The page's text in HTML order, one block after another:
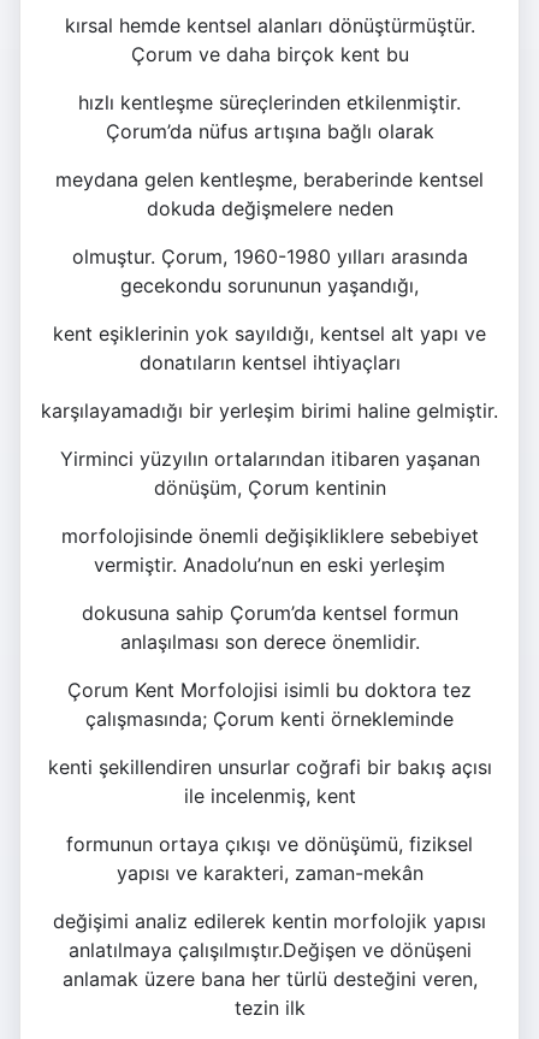
kırsal hemde kentsel alanları dönüştürmüştür.
Çorum ve daha birçok kent bu
hızlı kentleşme süreçlerinden etkilenmiştir.
Çorum’da nüfus artışına bağlı olarak
meydana gelen kentleşme, beraberinde kentsel
dokuda değişmelere neden
olmuştur. Çorum, 1960-1980 yılları arasında
gecekondu sorununun yaşandığı,
kent eşiklerinin yok sayıldığı, kentsel alt yapı ve
donatıların kentsel ihtiyaçları
karşılayamadığı bir yerleşim birimi haline gelmiştir.
Yirminci yüzyılın ortalarından itibaren yaşanan
dönüşüm, Çorum kentinin
morfolojisinde önemli değişikliklere sebebiyet
vermiştir. Anadolu’nun en eski yerleşim
dokusuna sahip Çorum’da kentsel formun
anlaşılması son derece önemlidir.
Çorum Kent Morfolojisi isimli bu doktora tez
çalışmasında; Çorum kenti örnekleminde
kenti şekillendiren unsurlar coğrafi bir bakış açısı
ile incelenmiş, kent
formunun ortaya çıkışı ve dönüşümü, fiziksel
yapısı ve karakteri, zaman-mekân
değişimi analiz edilerek kentin morfolojik yapısı
anlatılmaya çalışılmıştır.Değişen ve dönüşeni
anlamak üzere bana her türlü desteğini veren,
tezin ilk